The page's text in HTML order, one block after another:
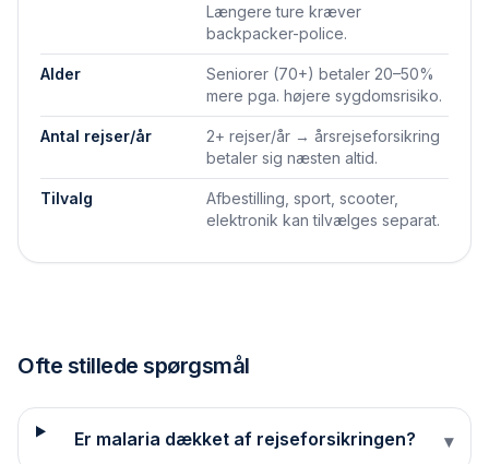
Længere ture kræver
backpacker-police.
Alder
Seniorer (70+) betaler 20–50%
mere pga. højere sygdomsrisiko.
Antal rejser/år
2+ rejser/år → årsrejseforsikring
betaler sig næsten altid.
Tilvalg
Afbestilling, sport, scooter,
elektronik kan tilvælges separat.
Ofte stillede spørgsmål
Er malaria dækket af rejseforsikringen? ▾